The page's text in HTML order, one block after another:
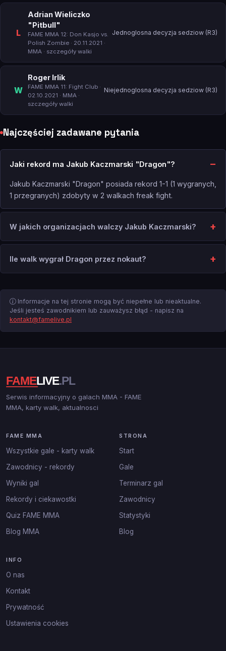
L
Adrian Wieliczko
"Pitbull"
FAME MMA 12: Don Kasjo vs.
Polish Zombie · 20.11.2021 ·
MMA · szczegóły walki
Jednoglosna decyzja sedziow (R3)
W
Roger Irlik
FAME MMA 11: Fight Club ·
02.10.2021 · MMA ·
szczegóły walki
Niejednoglosna decyzja sedziow (R3)
Najczęściej zadawane pytania
Jaki rekord ma Jakub Kaczmarski "Dragon"?
Jakub Kaczmarski "Dragon" posiada rekord 1-1 (1 wygranych,
1 przegranych) zdobyty w 2 walkach freak fight.
W jakich organizacjach walczy Jakub Kaczmarski?
Ile walk wygrał Dragon przez nokaut?
Informacje na tej stronie mogą być niepełne lub nieaktualne.
Jeśli jesteś zawodnikiem lub zauważysz błąd - napisz na
kontakt@famelive.pl
Serwis informacyjny o galach MMA - FAME
MMA, karty walk, aktualnosci
FAME MMA
Wszystkie gale - karty walk
Zawodnicy - rekordy
Wyniki gal
Rekordy i ciekawostki
Quiz FAME MMA
Blog MMA
STRONA
Start
Gale
Terminarz gal
Zawodnicy
Statystyki
Blog
INFO
O nas
Kontakt
Prywatność
Ustawienia cookies